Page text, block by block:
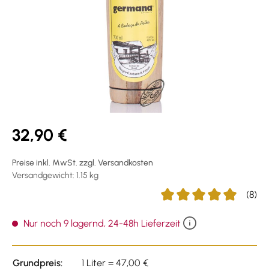
32,90 €
Preise inkl. MwSt. zzgl. Versandkosten
Versandgewicht: 1.15 kg
(8)
Nur noch 9 lagernd, 24-48h Lieferzeit
Grundpreis:
1 Liter = 47,00 €